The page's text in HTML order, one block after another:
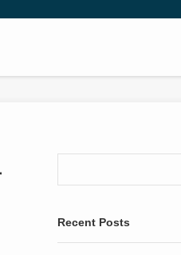
Recent Posts